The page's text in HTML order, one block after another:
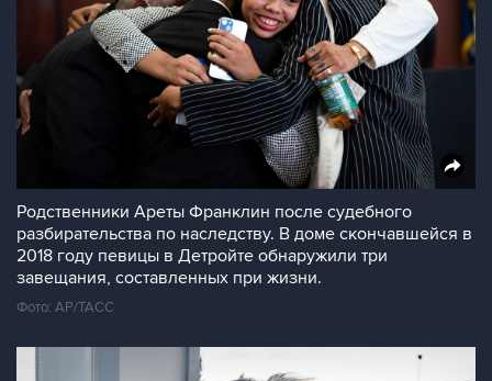
Родственники Ареты Франклин после судебного
разбирательства по наследству. В доме скончавшейся в
2018 году певицы в Детройте обнаружили три
завещания, составленных при жизни.
Фото: АР/ТАСС